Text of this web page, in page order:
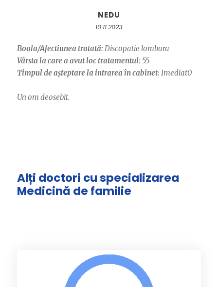
NEDU
10.11.2023
Boala/Afectiunea tratată: Discopatie lombara
Vârsta la care a avut loc tratamentul: 55
Timpul de așteptare la intrarea în cabinet: Imediat0
Un om deosebit.
Alți doctori cu specializarea
Medicină de familie